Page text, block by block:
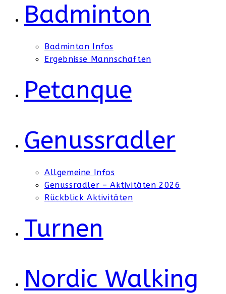
Badminton
Badminton Infos
Ergebnisse Mannschaften
Petanque
Genussradler
Allgemeine Infos
Genussradler – Aktivitäten 2026
Rückblick Aktivitäten
Turnen
Nordic Walking